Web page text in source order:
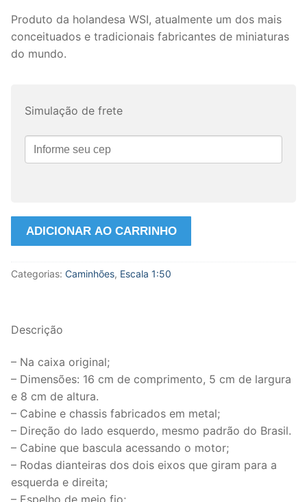
Produto da holandesa WSI, atualmente um dos mais
conceituados e tradicionais fabricantes de miniaturas
do mundo.
Simulação de frete
Miniatura
TGX
na
1:50
WSI.
quantidade
ADICIONAR AO CARRINHO
Categorias: Caminhões, Escala 1:50
Descrição
– Na caixa original;
– Dimensões: 16 cm de comprimento, 5 cm de largura
e 8 cm de altura.
– Cabine e chassis fabricados em metal;
– Direção do lado esquerdo, mesmo padrão do Brasil.
– Cabine que bascula acessando o motor;
– Rodas dianteiras dos dois eixos que giram para a
esquerda e direita;